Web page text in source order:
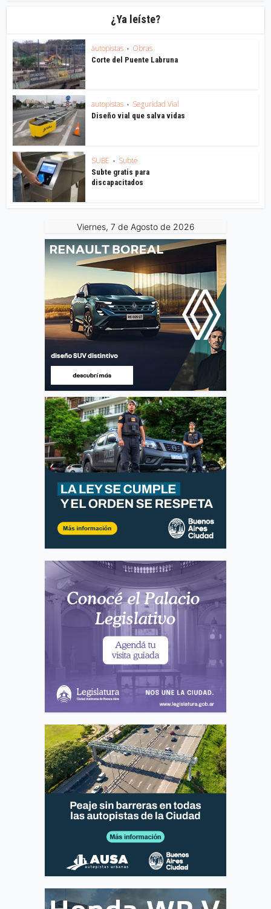
¿Ya leíste?
autopistas • Obras
Corte del Puente Labruna
autopistas • Seguridad Vial
Diseño vial que salva vidas
SUBE • Subte
Subte gratis para
discapacitados
Viernes, 7 de Agosto de 2026